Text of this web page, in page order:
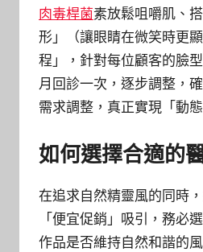
肉毒桿菌素放鬆咀嚼肌、
形」（讓眼睛在微笑時更
程」，針對每位顧客的臉
月回診一次，逐步調整，
需求調整，真正實現「動態
如何選擇合適的
在追求自然精靈風的同時
「便宜促銷」吸引，務必
作品是否維持自然和諧的